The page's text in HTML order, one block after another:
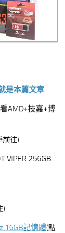
是本篇文章
AMD+技嘉+博
前往)
VIPER 256GB
)
16GB記憶體(點